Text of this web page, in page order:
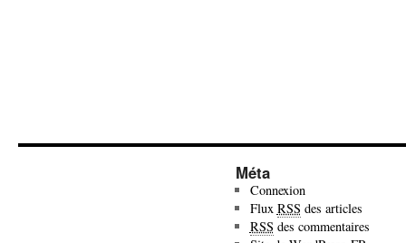
Méta
Connexion
Flux RSS des articles
RSS des commentaires